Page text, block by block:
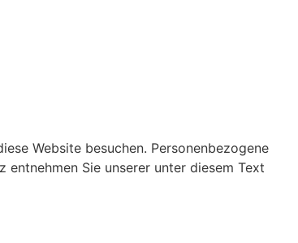
Website besuchen. Perso­nen­be­zo­gene
Sie unserer unter diesem Text